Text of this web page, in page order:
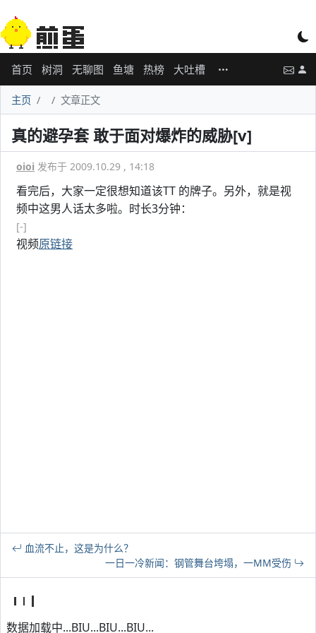
首页 树洞 无聊图 鱼塘 热榜 大吐槽
主页 文章正文
真的避孕套 敢于面对爆炸的威胁[v]
oioi 发布于 2009.10.29 , 14:18
看完后，大家一定很想知道该TT 的牌子。另外，就是视
频中这男人话太多啦。时长3分钟：
[-]
视频原链接
血流不止，这是为什么？
一日一冷新闻：钢管舞台垮塌，一MM受伤
数据加载中...BIU...BIU...BIU...